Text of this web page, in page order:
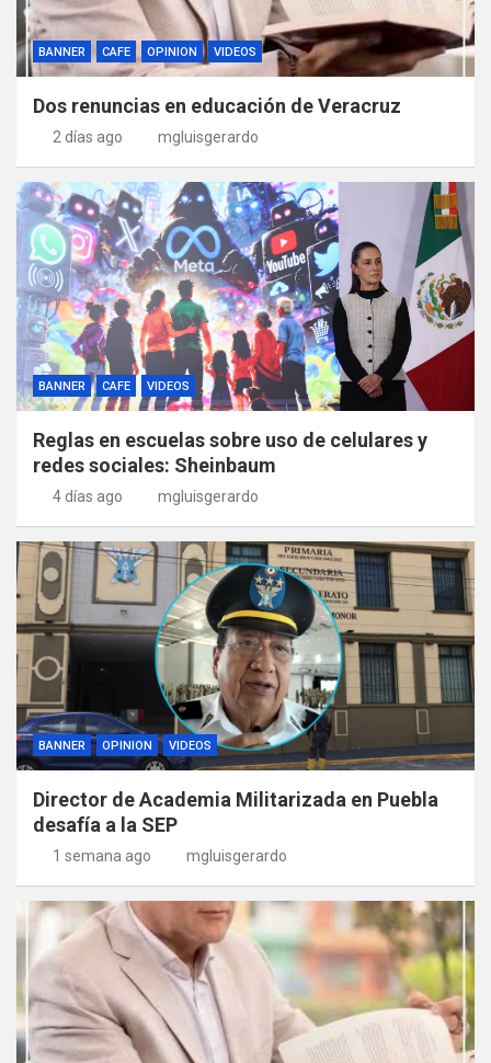
BANNER CAFE OPINION VIDEOS
Dos renuncias en educación de Veracruz
2 días ago mgluisgerardo
BANNER CAFE VIDEOS
Reglas en escuelas sobre uso de celulares y
redes sociales: Sheinbaum
4 días ago mgluisgerardo
BANNER OPINION VIDEOS
Director de Academia Militarizada en Puebla
desafía a la SEP
1 semana ago mgluisgerardo